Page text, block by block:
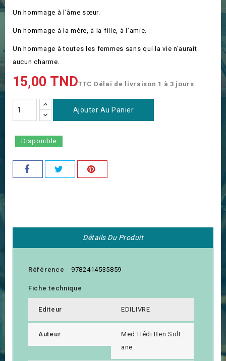
Un hommage à l’âme sœur.
Un hommage à la mère, à la fille, à l’amie.
Un hommage à toutes les femmes sans qui la vie n’aurait
aucun charme.
15,00 TNDTTC Délai de livraison 1 à 3 jours
Ajouter Au Panier
Disponible
Détails Du Produit
Référence 9782414535859
Fiche technique
Editeur EDILIVRE
Auteur
Med Hédi Ben Solt
ane